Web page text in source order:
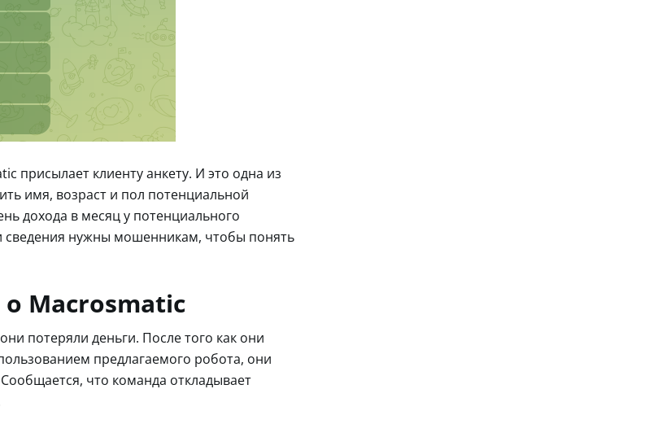
присылает клиенту анкету. И это одна из
имя, возраст и пол потенциальной
дохода в месяц у потенциального
сведения нужны мошенникам, чтобы понять
Macrosmatic
потеряли деньги. После того как они
предлагаемого робота, они
что команда откладывает